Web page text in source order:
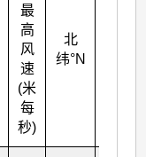
最
高
风
速
(米
每
秒)
北
纬°N